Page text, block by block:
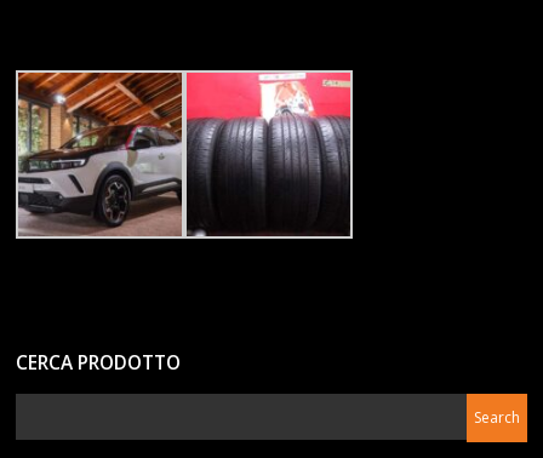
CERCA PRODOTTO